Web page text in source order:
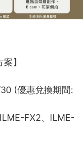
】
(優惠兌換期間:
FX2、ILME-